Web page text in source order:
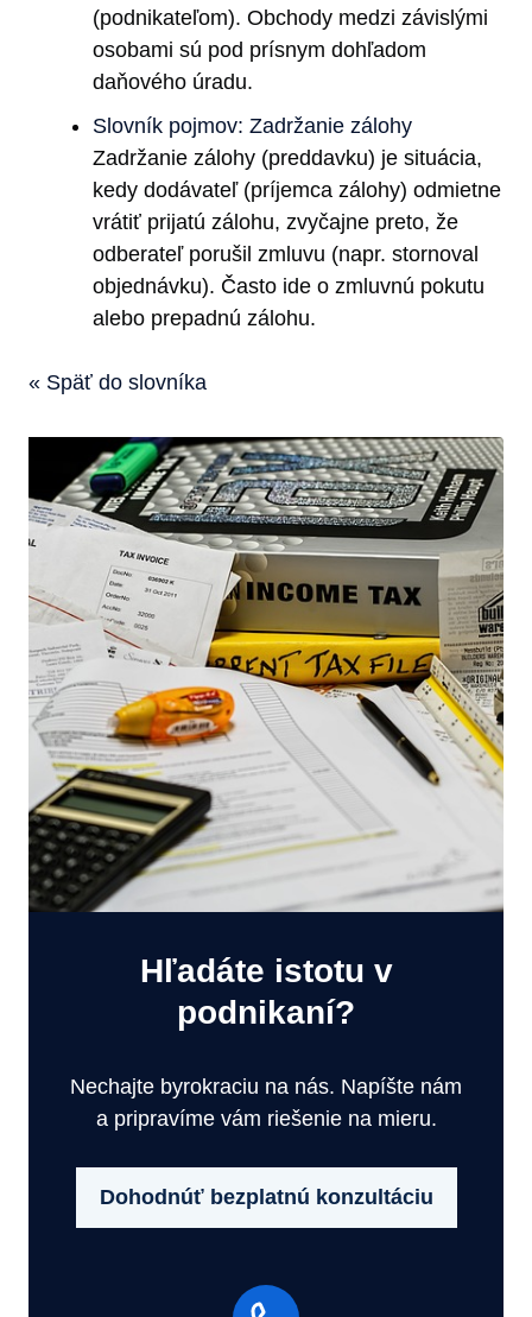
(podnikateľom). Obchody medzi závislými
osobami sú pod prísnym dohľadom
daňového úradu.
Slovník pojmov: Zadržanie zálohy
Zadržanie zálohy (preddavku) je situácia,
kedy dodávateľ (príjemca zálohy) odmietne
vrátiť prijatú zálohu, zvyčajne preto, že
odberateľ porušil zmluvu (napr. stornoval
objednávku). Často ide o zmluvnú pokutu
alebo prepadnú zálohu.
« Späť do slovníka
Hľadáte istotu v
podnikaní?
Nechajte byrokraciu na nás. Napíšte nám
a pripravíme vám riešenie na mieru.
Dohodnúť bezplatnú konzultáciu